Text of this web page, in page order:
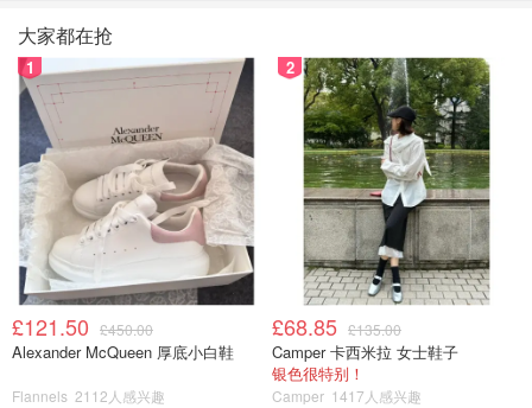
大家都在抢
1
£121.50 £450.00
Alexander McQueen 厚底小白鞋
Flannels 2112人感兴趣
2
£68.85 £135.00
Camper 卡西米拉 女士鞋子
银色很特别！
Camper 1417人感兴趣